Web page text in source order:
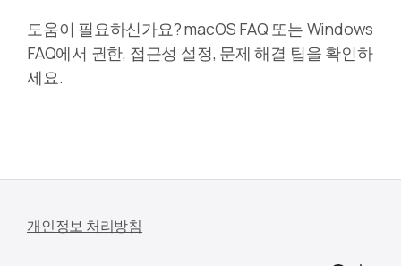
도움이 필요하신가요? macOS FAQ 또는 Windows
FAQ에서 권한, 접근성 설정, 문제 해결 팁을 확인하
세요.
개인정보 처리방침